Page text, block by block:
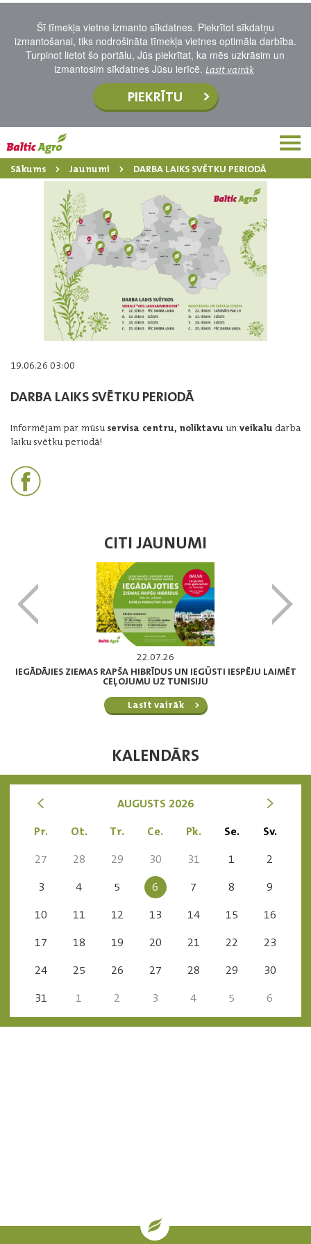
Šī tīmekļa vietne izmanto sīkdatnes. Piekrītot sīkdatņu
izmantošanai, tiks nodrošināta tīmekļa vietnes optimāla darbība.
Turpinot lietot šo portālu, Jūs piekrītat, ka mēs uzkrāsim un
izmantosim sīkdatnes Jūsu ierīcē. Lasīt vairāk
PIEKRĪTU
Sākums Jaunumi DARBA LAIKS SVĒTKU PERIODĀ
19.06.26 03:00
DARBA LAIKS SVĒTKU PERIODĀ
Informējam par mūsu servisa centru, noliktavu un veikalu darba
laiku svētku periodā!
CITI JAUNUMI
22.07.26
IEGĀDĀJIES ZIEMAS RAPŠA HIBRĪDUS UN IEGŪSTI IESPĒJU LAIMĒT
CEĻOJUMU UZ TUNISIJU
Lasīt vairāk
KALENDĀRS
< AUGUSTS 2026 >
Pr. Ot. Tr. Ce. Pk. Se.
Sv.
27
28 29 30 31 1
2
3
4 5 6 7 8
9
10
11 12 13 14 15
16
17
18 19 20 21 22
23
24
25 26 27 28 29
30
31
1 2 3 4 5 6